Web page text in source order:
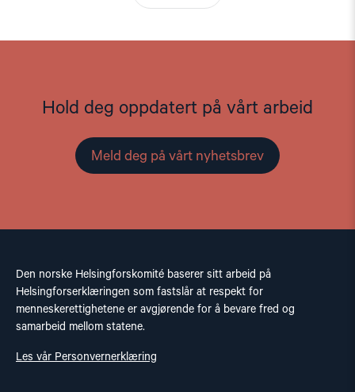
Hold deg oppdatert på vårt arbeid
Meld deg på vårt nyhetsbrev
Den norske Helsingforskomité baserer sitt arbeid på
Helsingforserklæringen som fastslår at respekt for
menneskerettighetene er avgjørende for å bevare fred og
samarbeid mellom statene.
Les vår Personvernerklæring